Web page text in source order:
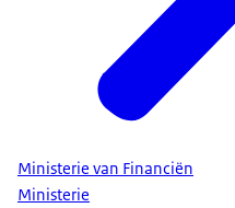
Ministerie van Financiën
Ministerie